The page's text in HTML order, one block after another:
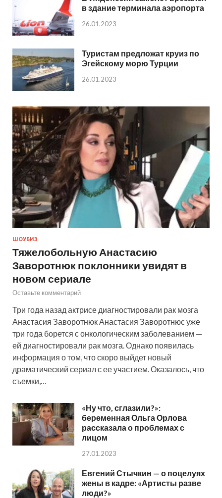
в здание терминала аэропорта
26.01.2023
Туристам предложат круиз по
Эгейскому морю Турции
26.01.2023
ШОУБИЗ
Тяжелобольную Анастасию
Заворотнюк поклонники увидят в
новом сериале
Оставьте комментарий
Три года назад актрисе диагностировали рак мозга
Анастасия Заворотнюк Анастасия Заворотнюс уже
три года борется с онкологическим заболеванием —
ей диагностировали рак мозга. Однако появилась
информация о том, что скоро выйдет новый
драматический сериал с ее участием. Оказалось, что
съемки,…
«Ну что, сглазили?»:
беременная Ольга Орлова
рассказала о проблемах с
лицом
27.01.2023
Евгений Стычкин — о поцелуях
жены в кадре: «Артисты разве
люди?»